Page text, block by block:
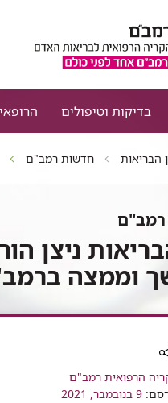
בדיקות וטיפולים
הבריאות חדשות רמב"ם
ניצן
וממצה
הרפואית רמב"ם
9 בנובמבר, 2021